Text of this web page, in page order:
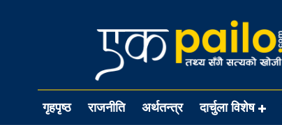
गृहपृष्ठ राजनीति अर्थतन्त्र दार्चुला विशेष